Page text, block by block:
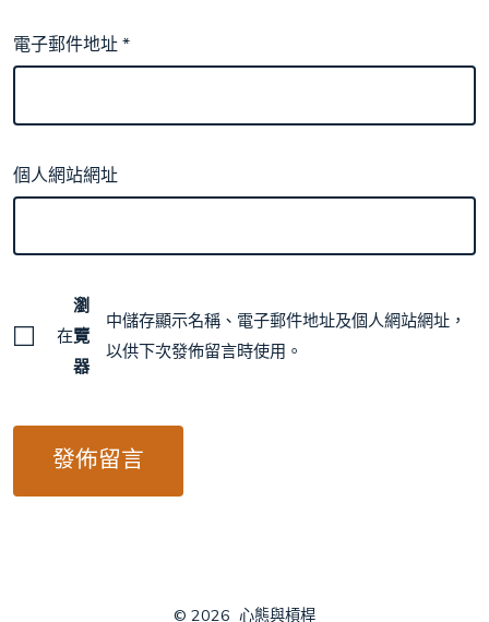
電子郵件地址*
個人網站網址
在
瀏
覽
器
中儲存顯示名稱、電子郵件地址及個人網站網址，
以供下次發佈留言時使用。
© 2026 心態與槓桿